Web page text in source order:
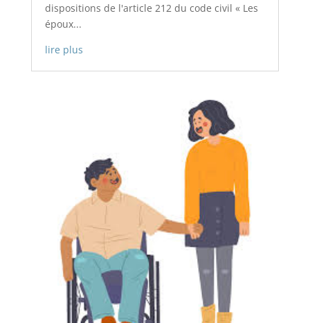
dispositions de l'article 212 du code civil « Les
époux...
lire plus